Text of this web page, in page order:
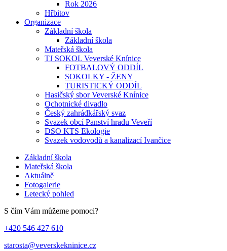
Rok 2026
Hřbitov
Organizace
Základní škola
Základní škola
Mateřská škola
TJ SOKOL Veverské Knínice
FOTBALOVÝ ODDÍL
SOKOLKY - ŽENY
TURISTICKÝ ODDÍL
Hasičský sbor Veverské Knínice
Ochotnické divadlo
Český zahrádkářský svaz
Svazek obcí Panství hradu Veveří
DSO KTS Ekologie
Svazek vodovodů a kanalizací Ivančice
Základní škola
Mateřská škola
Aktuálně
Fotogalerie
Letecký pohled
S čím Vám můžeme pomoci?
+420 546 427 610
starosta@veverskekninice.cz